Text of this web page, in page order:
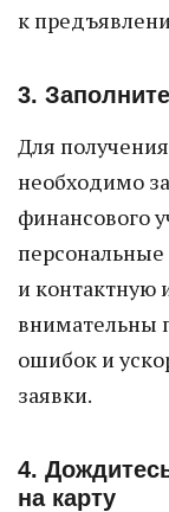
к
3.
Для
необходимо
финансового
и контактную
внимательны
ошибок и
заявки.
4.
на карту